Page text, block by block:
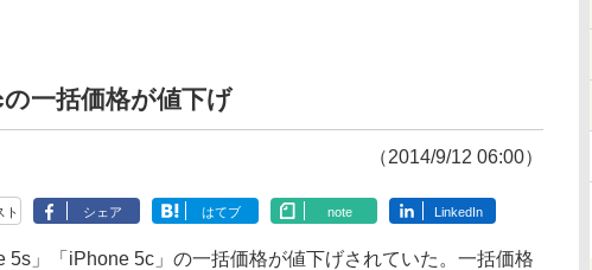
一括価格が値下げ
（2014/9/12 06:00）
ト シェア はてブ note LinkedIn
」「iPhone 5c」の一括価格が値下げされていた。一括価格